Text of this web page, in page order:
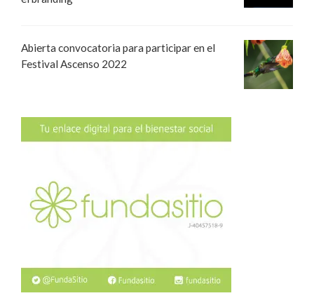
Abierta convocatoria para participar en el
Festival Ascenso 2022